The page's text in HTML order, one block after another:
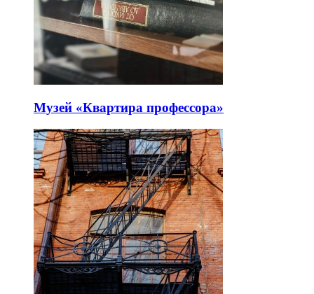
Музей «Квартира профессора»